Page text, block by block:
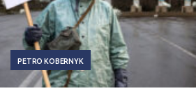
PETRO KOBERNYK